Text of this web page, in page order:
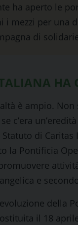
ha aperto le
i mezzi per una
di
HA
è ampio.
c’era
di
la Pontificia
e
della
il 18